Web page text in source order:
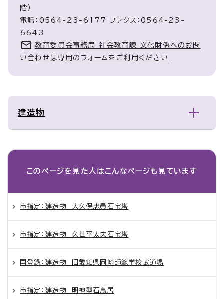
階）
電話：0564-23-6177 ファクス：0564-23-
6643
教育委員会事務局 社会教育課 文化財係へのお問
い合わせは専用のフォームをご利用ください
建造物
このページを見た人は こんなページも見ています
市指定：建造物 大久保忠員石宝塔
市指定：建造物 久世平太夫石宝塔
国登録：建造物 旧愛知県岡崎師範学校武道場
市指定：建造物 明神型石鳥居